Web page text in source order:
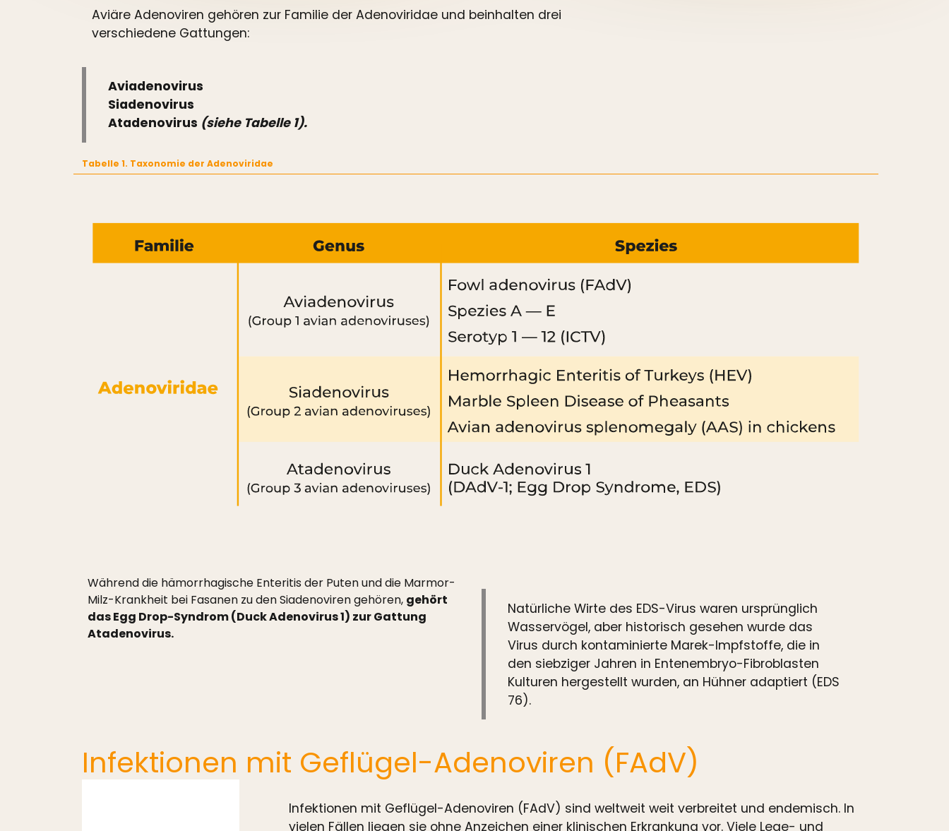
Aviäre Adenoviren gehören zur Familie der Adenoviridae und beinhalten drei
verschiedene Gattungen:
Aviadenovirus
Siadenovirus
Atadenovirus (siehe Tabelle 1).
Tabelle 1. Taxonomie der Adenoviridae
Während die hämorrhagische Enteritis der Puten und die Marmor-
Milz-Krankheit bei Fasanen zu den Siadenoviren gehören, gehört
das Egg Drop-Syndrom (Duck Adenovirus 1) zur Gattung
Atadenovirus.
Natürliche Wirte des EDS-Virus waren ursprünglich
Wasservögel, aber historisch gesehen wurde das
Virus durch kontaminierte Marek-Impfstoffe, die in
den siebziger Jahren in Entenembryo-Fibroblasten
Kulturen hergestellt wurden, an Hühner adaptiert (EDS
76).
Infektionen mit Geflügel-Adenoviren (FAdV)
Infektionen mit Geflügel-Adenoviren (FAdV) sind weltweit weit verbreitet und endemisch. In
vielen Fällen liegen sie ohne Anzeichen einer klinischen Erkrankung vor. Viele Lege- und